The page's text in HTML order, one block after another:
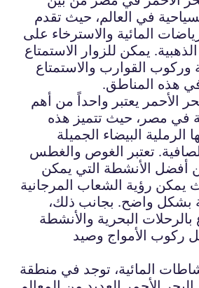
في العالم، حيث تقدم
المائية والاسترخاء على
يمكن للزوار الاستمتاع
وركوب القوارب والاستمتاع
في هذه المناطق.
الأحمر يعتبر واحداً من أهم
في مصر، حيث تتميز هذه
الرملية البيضاء الجميلة
تعتبر الغوص والغطس
أفضل الأنشطة التي يمكن
يمكن رؤية الشعاب المرجانية
بشكل واضح. بجانب ذلك،
بالرحلات البحرية والأنشطة
ركوب الأمواج وصيد
المائية، توجد في منطقة